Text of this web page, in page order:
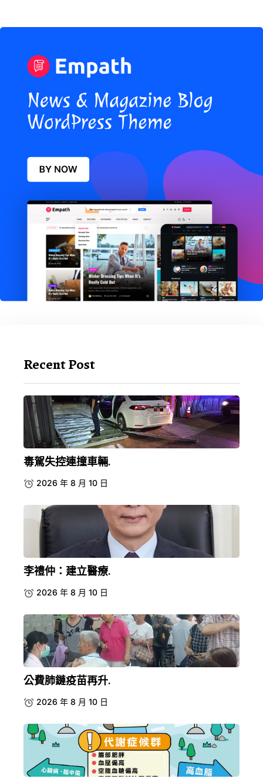
Recent Post
毒駕失控連撞車輛.
2026 年 8 月 10 日
李禮仲：建立醫療.
2026 年 8 月 10 日
公費肺鏈疫苗再升.
2026 年 8 月 10 日